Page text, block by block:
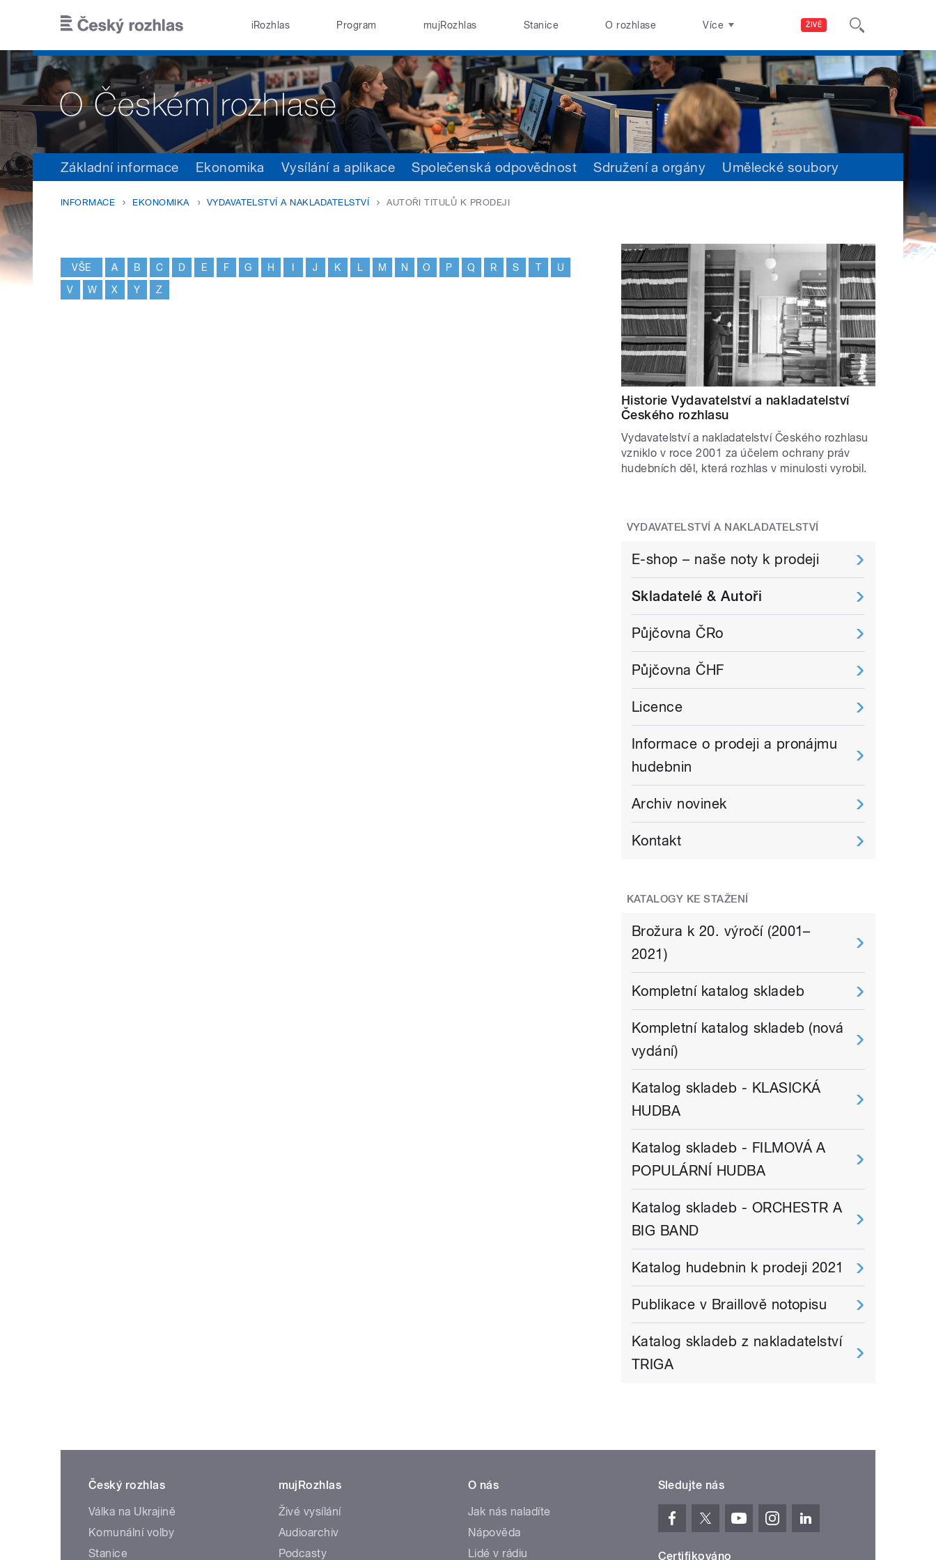
ŽIVĚ
iRozhlas Program mujRozhlas Stanice O rozhlase Více
Základní informace Ekonomika Vysílání a aplikace Společenská odpovědnost Sdružení a orgány Umělecké soubory
INFORMACE EKONOMIKA VYDAVATELSTVÍ A NAKLADATELSTVÍ AUTOŘI TITULŮ K PRODEJI
VŠE A B C D E F G H I J K L M N O P Q R S T
U
V
W X Y Z
Historie Vydavatelství a nakladatelství
Českého rozhlasu
Vydavatelství a nakladatelství Českého rozhlasu
vzniklo v roce 2001 za účelem ochrany práv
hudebních děl, která rozhlas v minulosti vyrobil.
VYDAVATELSTVÍ A NAKLADATELSTVÍ
E-shop – naše noty k prodeji
Skladatelé & Autoři
Půjčovna ČRo
Půjčovna ČHF
Licence
Informace o prodeji a pronájmu
hudebnin
Archiv novinek
Kontakt
KATALOGY KE STAŽENÍ
Brožura k 20. výročí (2001–
2021)
Kompletní katalog skladeb
Kompletní katalog skladeb (nová
vydání)
Katalog skladeb - KLASICKÁ
HUDBA
Katalog skladeb - FILMOVÁ A
POPULÁRNÍ HUDBA
Katalog skladeb - ORCHESTR A
BIG BAND
Katalog hudebnin k prodeji 2021
Publikace v Braillově notopisu
Katalog skladeb z nakladatelství
TRIGA
Český rozhlas
Válka na Ukrajině
Komunální volby
Stanice
mujRozhlas
Živé vysílání
Audioarchiv
Podcasty
O nás
Jak nás naladíte
Nápověda
Lidé v rádiu
Sledujte nás
Certifikováno